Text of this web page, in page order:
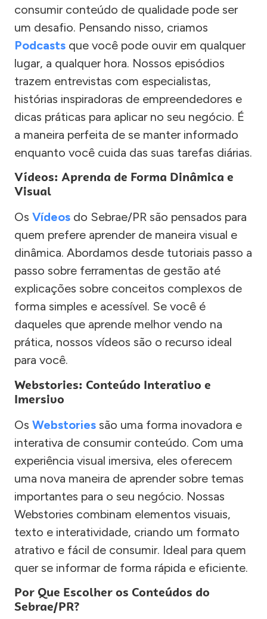
consumir conteúdo de qualidade pode ser
um desafio. Pensando nisso, criamos
Podcasts que você pode ouvir em qualquer
lugar, a qualquer hora. Nossos episódios
trazem entrevistas com especialistas,
histórias inspiradoras de empreendedores e
dicas práticas para aplicar no seu negócio. É
a maneira perfeita de se manter informado
enquanto você cuida das suas tarefas diárias.
Vídeos: Aprenda de Forma Dinâmica e
Visual
Os Vídeos do Sebrae/PR são pensados para
quem prefere aprender de maneira visual e
dinâmica. Abordamos desde tutoriais passo a
passo sobre ferramentas de gestão até
explicações sobre conceitos complexos de
forma simples e acessível. Se você é
daqueles que aprende melhor vendo na
prática, nossos vídeos são o recurso ideal
para você.
Webstories: Conteúdo Interativo e
Imersivo
Os Webstories são uma forma inovadora e
interativa de consumir conteúdo. Com uma
experiência visual imersiva, eles oferecem
uma nova maneira de aprender sobre temas
importantes para o seu negócio. Nossas
Webstories combinam elementos visuais,
texto e interatividade, criando um formato
atrativo e fácil de consumir. Ideal para quem
quer se informar de forma rápida e eficiente.
Por Que Escolher os Conteúdos do
Sebrae/PR?